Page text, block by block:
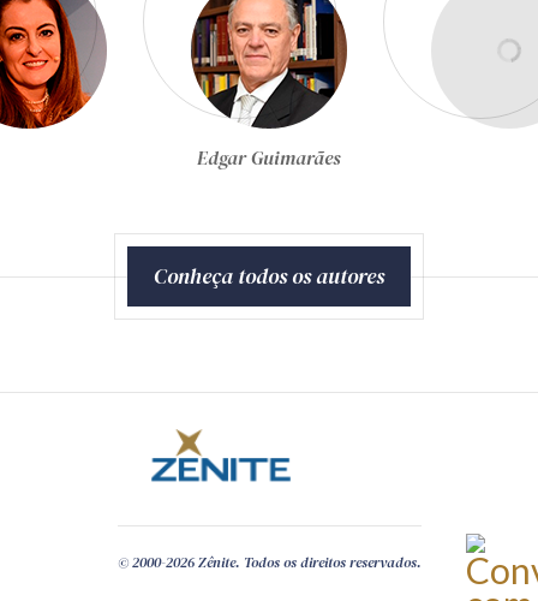
Egon Bockmann Moreira
Conheça todos os autores
© 2000-2026 Zênite. Todos os direitos reservados.